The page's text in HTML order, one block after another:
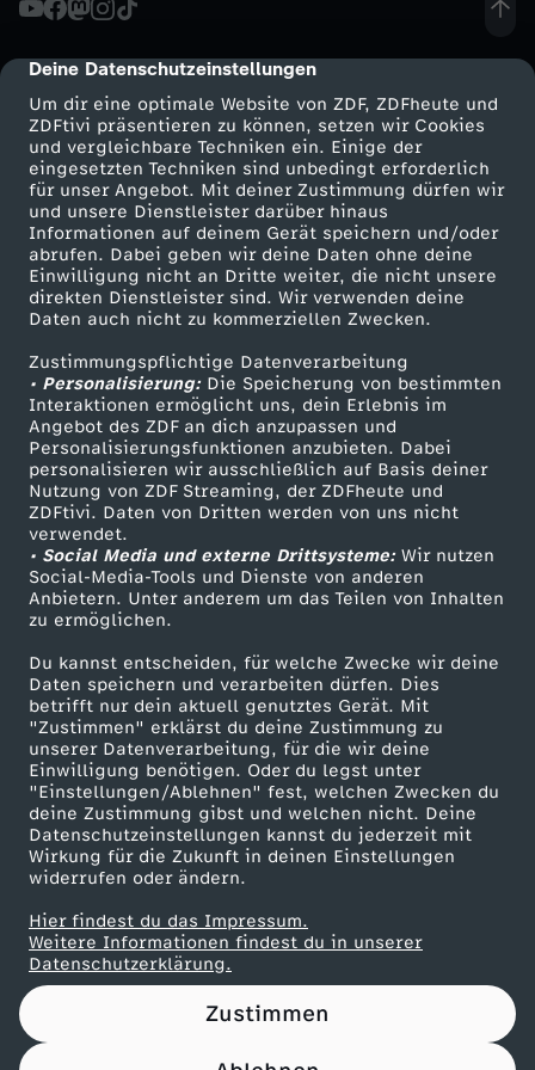
cmp-dialog-description
Deine Datenschutzeinstellungen
Um dir eine optimale Website von ZDF, ZDFheute und
ZDFtivi präsentieren zu können, setzen wir Cookies
und vergleichbare Techniken ein. Einige der
eingesetzten Techniken sind unbedingt erforderlich
für unser Angebot. Mit deiner Zustimmung dürfen wir
und unsere Dienstleister darüber hinaus
Informationen auf deinem Gerät speichern und/oder
abrufen. Dabei geben wir deine Daten ohne deine
Einwilligung nicht an Dritte weiter, die nicht unsere
direkten Dienstleister sind. Wir verwenden deine
Daten auch nicht zu kommerziellen Zwecken.
Zustimmungspflichtige Datenverarbeitung
• Personalisierung:Die Speicherung von bestimmten
Interaktionen ermöglicht uns, dein Erlebnis im
Angebot des ZDF an dich anzupassen und
Personalisierungsfunktionen anzubieten. Dabei
personalisieren wir ausschließlich auf Basis deiner
Nutzung von ZDF Streaming, der ZDFheute und
ZDFtivi. Daten von Dritten werden von uns nicht
verwendet.
• Social Media und externe Drittsysteme:Wir nutzen
Social-Media-Tools und Dienste von anderen
Anbietern. Unter anderem um das Teilen von Inhalten
zu ermöglichen.
Du kannst entscheiden, für welche Zwecke wir deine
Daten speichern und verarbeiten dürfen. Dies
betrifft nur dein aktuell genutztes Gerät. Mit
"Zustimmen" erklärst du deine Zustimmung zu
unserer Datenverarbeitung, für die wir deine
Einwilligung benötigen. Oder du legst unter
"Einstellungen/Ablehnen" fest, welchen Zwecken du
deine Zustimmung gibst und welchen nicht. Deine
Datenschutzeinstellungen kannst du jederzeit mit
Wirkung für die Zukunft in deinen Einstellungen
widerrufen oder ändern.
Hier findest du das Impressum.
Weitere Informationen findest du in unserer
Datenschutzerklärung.
Zustimmen
a
c
h
t
Mehr ZDF
ZDF-Apps
Smart TV
ZDFtext
Livestreams
Sendungen A-Z
TV-Programm
Service
ZDFmitreden
Kontakt zum ZDF
Tickets
Zuschauerservice
Hilfe
ZDF Unternehmen
Karriere
ZDF goes Schule
Werbefernsehen
Mainzelmännchen
Partner